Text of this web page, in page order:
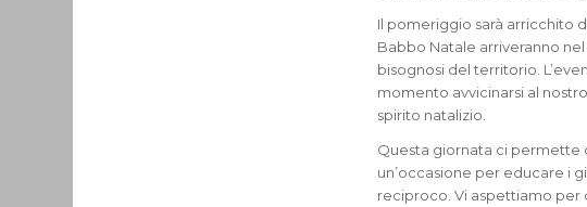
Il pomeriggio sarà arricchito
Babbo Natale arriveranno
bisognosi del territorio.
momento avvicinarsi al
spirito natalizio.
Questa giornata ci permette
un’occasione per educare i
reciproco. Vi aspettiamo per